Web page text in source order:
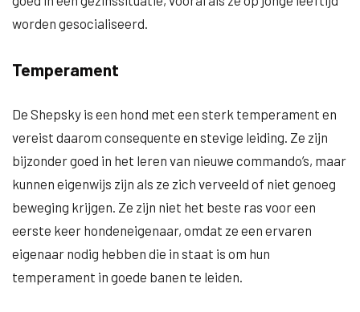
worden gesocialiseerd.
Temperament
De Shepsky is een hond met een sterk temperament en
vereist daarom consequente en stevige leiding. Ze zijn
bijzonder goed in het leren van nieuwe commando’s, maar
kunnen eigenwijs zijn als ze zich verveeld of niet genoeg
beweging krijgen. Ze zijn niet het beste ras voor een
eerste keer hondeneigenaar, omdat ze een ervaren
eigenaar nodig hebben die in staat is om hun
temperament in goede banen te leiden.